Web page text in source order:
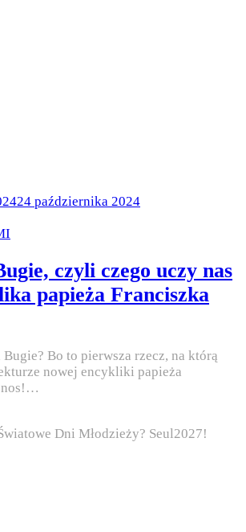
24 października 2024
czyli czego uczy nas
papieża Franciszka
Bo to pierwsza rzecz, na którą
nowej encykliki papieża
nos!…